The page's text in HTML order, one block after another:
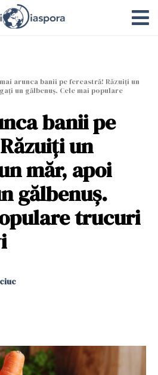
arunca banii pe fereastră! Răzuiți un
un gălbenuș. Cele mai populare
banii pe
un
măr, apoi
gălbenuș.
trucuri